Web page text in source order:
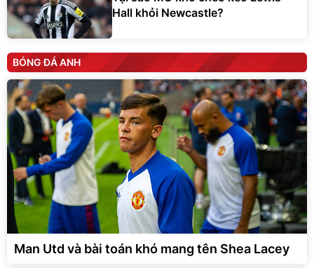
Hall khỏi Newcastle?
BÓNG ĐÁ ANH
Man Utd và bài toán khó mang tên Shea Lacey